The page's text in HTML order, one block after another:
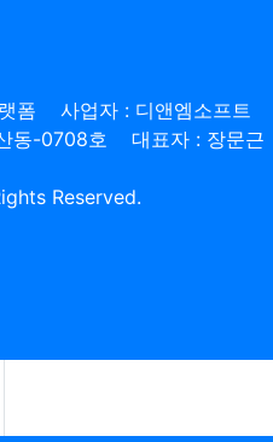
폼
사업자 : 디앤엠소프트
동-0708호
대표자 : 장문근
Reserved.